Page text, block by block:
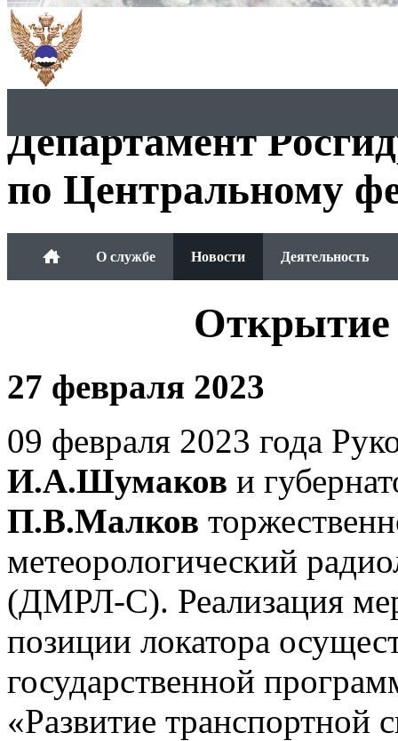
Департамент
по Центральному
О службе Новости Деятельность
27 февраля 2023
09 февраля 2023 года
И.А.Шумаков и
П.В.Малков
метеорологический
(ДМРЛ-С). Реализация
позиции локатора
государственной
«Развитие транспортной